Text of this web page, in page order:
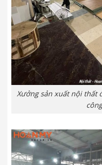
Xưởng sản xuất nội thất